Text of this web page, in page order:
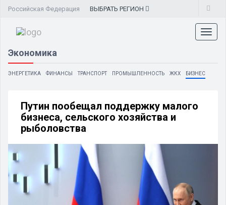
Российская Федерация ВЫБРАТЬ РЕГИОН
Экономика
ЭНЕРГЕТИКА ФИНАНСЫ ТРАНСПОРТ ПРОМЫШЛЕННОСТЬ ЖКХ БИЗНЕС
Путин пообещал поддержку малого
бизнеса, сельского хозяйства и
рыболовства